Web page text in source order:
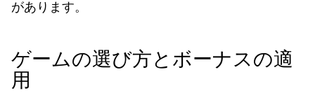
があります。
ゲームの選び方とボーナスの適
用